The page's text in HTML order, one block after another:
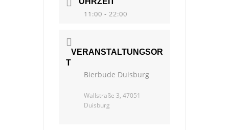
11:00 - 22:00
VERANSTALTUNGSOR
T
Bierbude Duisburg
Wallstraße 3, 47051
Duisburg